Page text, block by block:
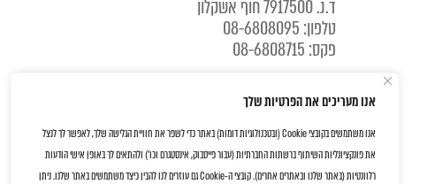
אנו מעריכים את הפרטיות שלך
אנו משתמשים בקובצי Cookie (ובטכנולוגיות דומות) באתר כדי לשפר את חוויית הגלישה שלך, לאפשר לך לנצל
את פונקציונליות השיתוף ברשתות החברתיות (עבור פייסבוק, אינסטגרם וכו') ולהתאים לך באופן אישי הודעות
רלוונטיות (באתר שלנו ובאתרים אחרים). קובצי ה-Cookie גם עוזרים לנו להבין כיצד משתמשים באתר שלנו. ניתן
ד.נ. 7917500 חוף אשקלון
טלפון: 08-6808095
פקס: 08-6808715